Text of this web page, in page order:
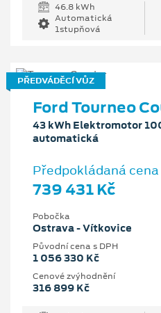
46.8 kWh
Automatická
1stupňová
PŘEDVÁDĚCÍ VŮZ
Ford Tourneo
43 kWh Elektromotor
automatická
Předpokládaná cena
739 431 Kč
Pobočka
Ostrava - Vítkovice
Původní cena s DPH
1 056 330 Kč
Cenové zvýhodnění
316 899 Kč